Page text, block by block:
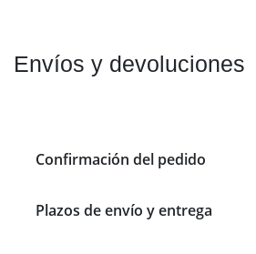
Envíos y devoluciones
Confirmación del pedido
Plazos de envío y entrega